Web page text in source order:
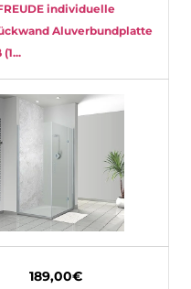
individuelle
Aluverbundplatte
189,00€